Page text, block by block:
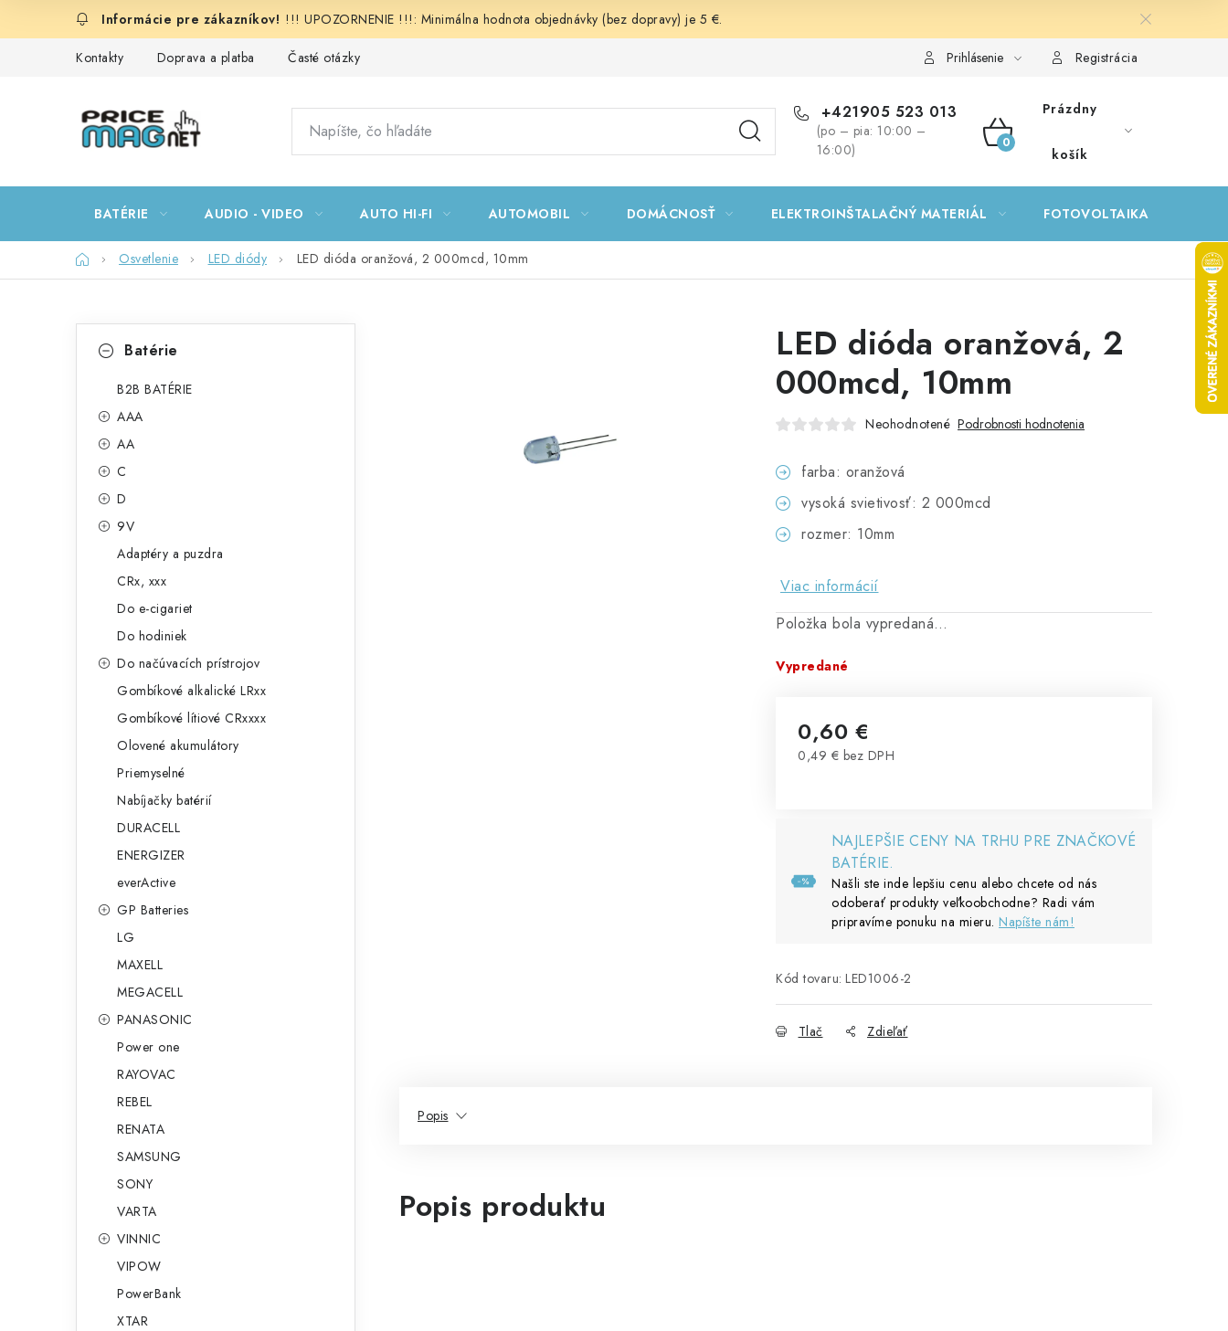
!!! UPOZORNENIE !!!: Minimálna hodnota objednávky (bez dopravy) je 5 €.
Kontakty Doprava a platba Časté otázky Prihlásenie Registrácia
+421905 523 013
(po – pia: 10:00 –
16:00)
NÁKUPNÝ
Prázdny
košík
BATÉRIE AUDIO - VIDEO AUTO HI-FI AUTOMOBIL DOMÁCNOSŤ ELEKTROINŠTALAČNÝ MATERIÁL FOTOVOLTAIKA
DomovOsvetlenie LED diódy LED dióda oranžová, 2 000mcd, 10mm
kategórieBatérie
B2B BATÉRIE
AAA
AA
C
D
9V
Adaptéry a puzdra
CRx, xxx
Do e-cigariet
Do hodiniek
Do načúvacích prístrojov
Gombíkové alkalické LRxx
Gombíkové lítiové CRxxxx
Olovené akumulátory
Priemyselné
Nabíjačky batérií
DURACELL
ENERGIZER
everActive
GP Batteries
LG
MAXELL
MEGACELL
PANASONIC
Power one
RAYOVAC
REBEL
RENATA
SAMSUNG
SONY
VARTA
VINNIC
VIPOW
PowerBank
XTAR
LED dióda oranžová, 2
000mcd, 10mm
Neohodnotené Podrobnosti hodnotenia
farba: oranžová
vysoká svietivosť: 2 000mcd
rozmer: 10mm
Viac informácií
Položka bola vypredaná…
Vypredané
0,60 €
0,49 € bez DPH
NAJLEPŠIE CENY NA TRHU PRE ZNAČKOVÉ
BATÉRIE.
Našli ste inde lepšiu cenu alebo chcete od nás
odoberať produkty veľkoobchodne? Radi vám
pripravíme ponuku na mieru. Napíšte nám!
Kód tovaru: LED1006-2
Tlač Zdieľať
Popis
Popis produktu